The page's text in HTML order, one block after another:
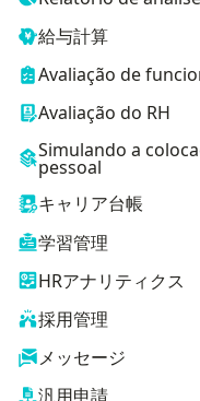
給与計算
Avaliação de
Avaliação do RH
Simulando a
pessoal
キャリア台帳
学習管理
HRアナリティクス
採用管理
メッセージ
汎用申請